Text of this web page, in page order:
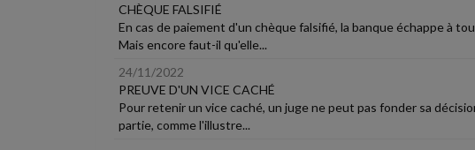
CHÈQUE FALSIFIÉ
En cas de paiement d'un chèque falsifié, la banque échappe à
Mais encore faut-il qu'elle...
24/11/2022
PREUVE D'UN VICE CACHÉ
Pour retenir un vice caché, un juge ne peut pas fonder sa
partie, comme l'illustre...